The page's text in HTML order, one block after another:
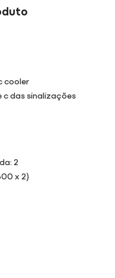
cooler
c das sinalizações
2
x 2)